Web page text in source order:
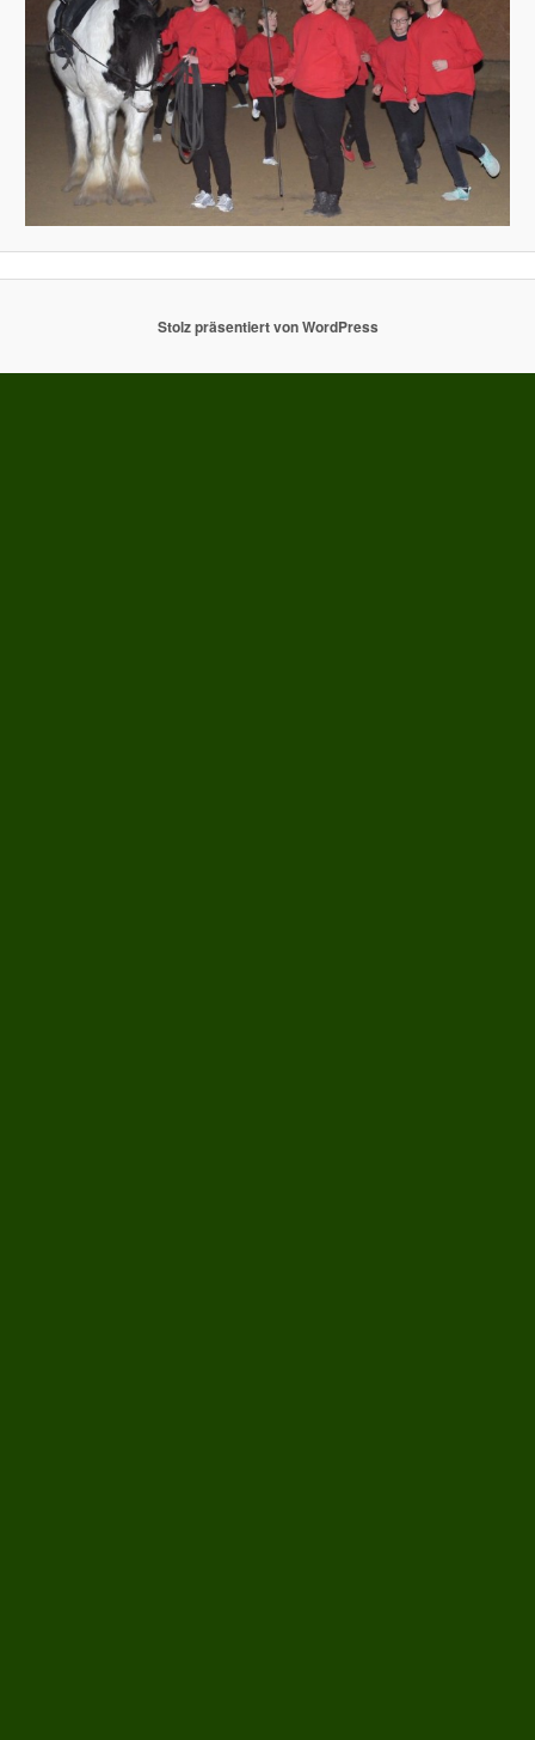
Stolz präsentiert von WordPress